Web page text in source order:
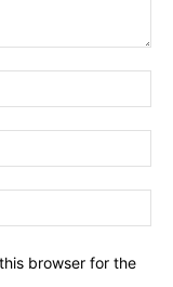
browser for the